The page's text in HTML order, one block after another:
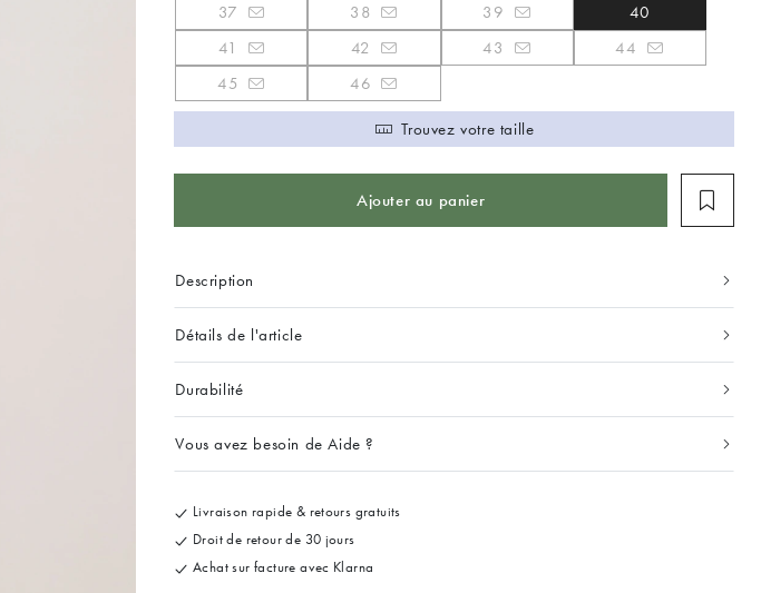
37 38 39
40
41
42 43
44
45
46
Trouvez votre taille
Ajouter au panier
Description
Détails de l'article
Durabilité
Vous avez besoin de Aide ?
Livraison rapide & retours gratuits
Droit de retour de 30 jours
Achat sur facture avec Klarna